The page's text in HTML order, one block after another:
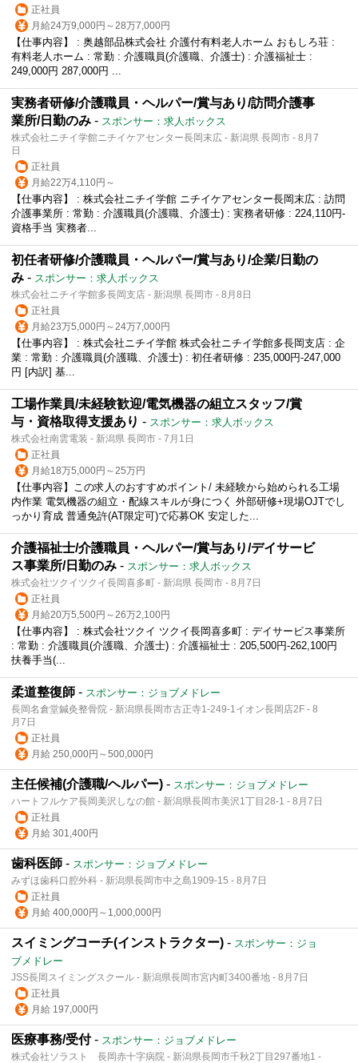
正社員
月給24万9,000円～28万7,000円
【仕事内容】 : 奥越部品株式会社 介護付有料老人ホーム おもしろ荘 :
有料老人ホーム : 常勤 : 介護職員(介護職、介護士) : 介護福祉士 :
249,000円 287,000円 ...
実務者研修/介護職員・ヘルパー/賞与あり/訪問介護事
業所/日勤のみ - スポンサー：求人ボックス
株式会社ニチイ学館ニチイケアセンター長岡末広 - 新潟県 長岡市 - 8月7
日
正社員
月給22万4,110円～
【仕事内容】 : 株式会社ニチイ学館 ニチイケアセンター長岡末広 : 訪問
介護事業所 : 常勤 : 介護職員(介護職、介護士) : 実務者研修 : 224,110円-
資格手当 実務者...
初任者研修/介護職員・ヘルパー/賞与あり/企業/日勤の
み - スポンサー：求人ボックス
株式会社ニチイ学館多長岡支店 - 新潟県 長岡市 - 8月8日
正社員
月給23万5,000円～24万7,000円
【仕事内容】 : 株式会社ニチイ学館 株式会社ニチイ学館多長岡支店 : 企
業 : 常勤 : 介護職員(介護職、介護士) : 初任者研修 : 235,000円-247,000
円 [内訳] 基...
工場作業員/未経験歓迎/電気機器の組立スタッフ/賞
与・資格取得支援あり - スポンサー：求人ボックス
株式会社南雲電装 - 新潟県 長岡市 - 7月1日
正社員
月給18万5,000円～25万円
【仕事内容】この求人のおすすめポイント/ 未経験から始められる工場
内作業 電気機器の組立・配線スキルが身につく 外部研修+現場OJTでし
っかり育成 普通免許(AT限定可)で応募OK 安定した...
介護福祉士/介護職員・ヘルパー/賞与あり/デイサービ
ス事業所/日勤のみ - スポンサー：求人ボックス
株式会社ツクイツクイ長岡喜多町 - 新潟県 長岡市 - 8月7日
正社員
月給20万5,500円～26万2,100円
【仕事内容】 : 株式会社ツクイ ツクイ長岡喜多町 : デイサービス事業所
: 常勤 : 介護職員(介護職、介護士) : 介護福祉士 : 205,500円-262,100円
扶養手当(...
柔道整復師 - スポンサー：ジョブメドレー
長岡名倉堂鍼灸整骨院 - 新潟県長岡市古正寺1-249-1イオン長岡店2F - 8
月7日
正社員
月給 250,000円～500,000円
主任候補(介護職/ヘルパー) - スポンサー：ジョブメドレー
ハートフルケア長岡美沢しなの館 - 新潟県長岡市美沢1丁目28-1 - 8月7日
正社員
月給 301,400円
歯科医師 - スポンサー：ジョブメドレー
みずほ歯科口腔外科 - 新潟県長岡市中之島1909-15 - 8月7日
正社員
月給 400,000円～1,000,000円
スイミングコーチ(インストラクター) - スポンサー：ジョ
ブメドレー
JSS長岡スイミングスクール - 新潟県長岡市宮内町3400番地 - 8月7日
正社員
月給 197,000円
医療事務/受付- スポンサー：ジョブメドレー
株式会社ソラスト 長岡赤十字病院 - 新潟県長岡市千秋2丁目297番地1 -